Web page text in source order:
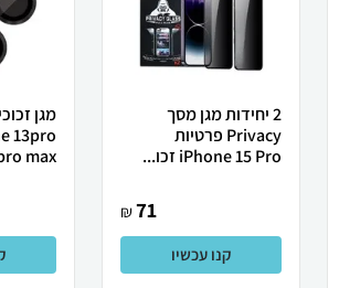
2 יחידות מגן מסך
Privacy פרטיות
iPhone 15 Pro זכו...
71
₪
קנו עכשיו
מגן
13pro
max